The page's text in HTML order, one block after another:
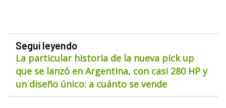
Seguí leyendo
La particular historia de la nueva pick up
que se lanzó en Argentina, con casi 280 HP y
un diseño único: a cuánto se vende